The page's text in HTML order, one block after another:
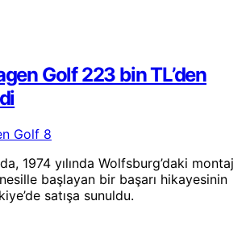
Golf 223 bin TL’den
1974 yılında Wolfsburg’daki montaj
başlayan bir başarı hikayesinin
satışa sunuldu.